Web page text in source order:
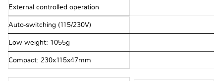
External controlled operation
Auto-switching (115/230V)
Low weight: 1055g
Compact: 230x115x47mm